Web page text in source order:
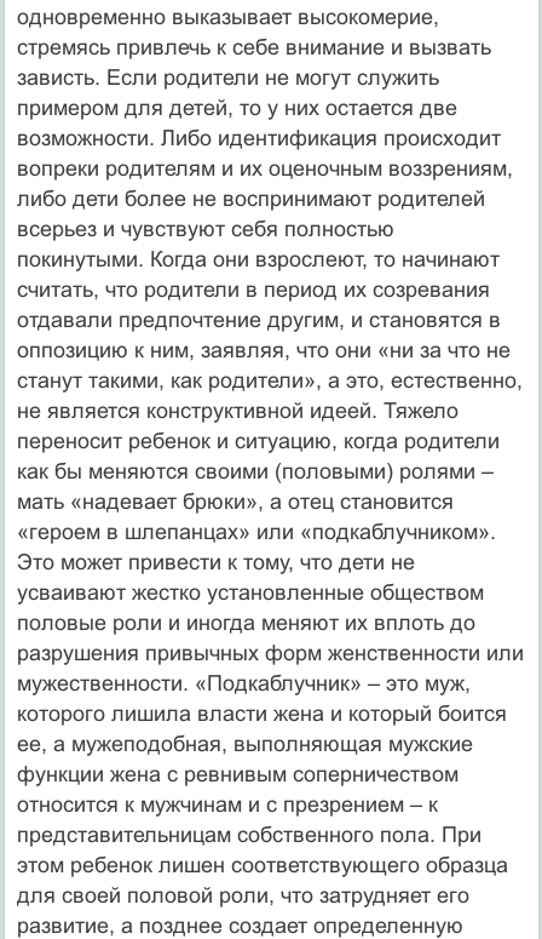
одновременно выказывает высокомерие,
стремясь привлечь к себе внимание и вызвать
зависть. Если родители не могут служить
примером для детей, то у них остается две
возможности. Либо идентификация происходит
вопреки родителям и их оценочным воззрениям,
либо дети более не воспринимают родителей
всерьез и чувствуют себя полностью
покинутыми. Когда они взрослеют, то начинают
считать, что родители в период их созревания
отдавали предпочтение другим, и становятся в
оппозицию к ним, заявляя, что они «ни за что не
станут такими, как родители», а это, естественно,
не является конструктивной идеей. Тяжело
переносит ребенок и ситуацию, когда родители
как бы меняются своими (половыми) ролями –
мать «надевает брюки», а отец становится
«героем в шлепанцах» или «подкаблучником».
Это может привести к тому, что дети не
усваивают жестко установленные обществом
половые роли и иногда меняют их вплоть до
разрушения привычных форм женственности или
мужественности. «Подкаблучник» – это муж,
которого лишила власти жена и который боится
ее, а мужеподобная, выполняющая мужские
функции жена с ревнивым соперничеством
относится к мужчинам и с презрением – к
представительницам собственного пола. При
этом ребенок лишен соответствующего образца
для своей половой роли, что затрудняет его
развитие, а позднее создает определенную